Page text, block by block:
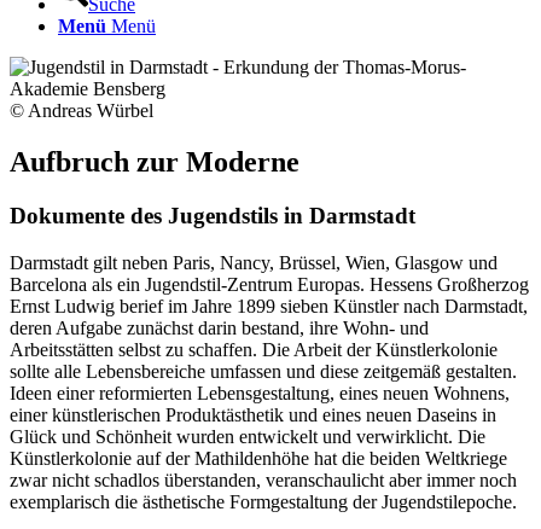
Suche
Menü Menü
© Andreas Würbel
Aufbruch zur Moderne
Dokumente des Jugendstils in Darmstadt
Darmstadt gilt neben Paris, Nancy, Brüssel, Wien, Glasgow und
Barcelona als ein Jugendstil-Zentrum Europas. Hessens Großherzog
Ernst Ludwig berief im Jahre 1899 sieben Künstler nach Darmstadt,
deren Aufgabe zunächst darin bestand, ihre Wohn- und
Arbeitsstätten selbst zu schaffen. Die Arbeit der Künstlerkolonie
sollte alle Lebensbereiche umfassen und diese zeitgemäß gestalten.
Ideen einer reformierten Lebensgestaltung, eines neuen Wohnens,
einer künstlerischen Produktästhetik und eines neuen Daseins in
Glück und Schönheit wurden entwickelt und verwirklicht. Die
Künstlerkolonie auf der Mathildenhöhe hat die beiden Weltkriege
zwar nicht schadlos überstanden, veranschaulicht aber immer noch
exemplarisch die ästhetische Formgestaltung der Jugendstilepoche.